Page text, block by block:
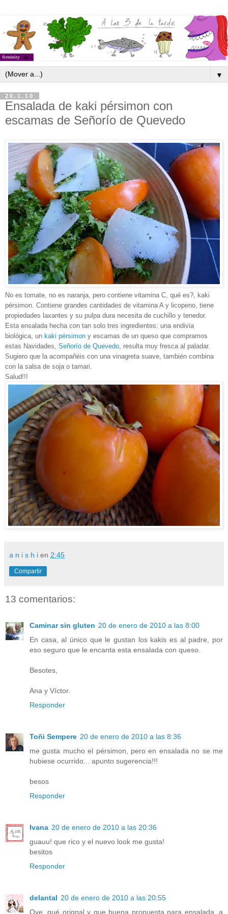
▼
20.1.10
Ensalada de kaki pérsimon con
escamas de Señorío de Quevedo
No es tomate, no es naranja, pero contiene vitamina C, qué es?, kaki
pérsimon. Contiene grandes cantidades de vitamina A y licopeno, tiene
propiedades laxantes y su pulpa dura necesita de cuchillo y tenedor.
Esta ensalada hecha con tan solo tres ingredientes: una endivia
biológica, un kaki pérsimon y escamas de un queso que compramos
estas Navidades, Señorío de Quevedo, resulta muy fresca al paladar.
Sugiero que la acompañéis con una vinagreta suave, también combina
con la salsa de soja o tamari.
Salud!!!
a n i s h i en 2:45
Compartir
13 comentarios:
Caminar sin gluten 20 de enero de 2010 a las 8:00
En casa, al único que le gustan los kakis es al padre, por
eso seguro que le encanta esta ensalada con queso.
Besotes,
Ana y Víctor.
Responder
Toñi Sempere 20 de enero de 2010 a las 8:36
me gusta mucho el pérsimon, pero en ensalada no se me
hubiese ocurrido... apunto sugerencia!!!
besos
Responder
Ivana 20 de enero de 2010 a las 20:36
guauu! que rico y el nuevo look me gusta!
besitos
Responder
delantal 20 de enero de 2010 a las 20:55
Oye, qué orignal y que buena propuesta para ensalada, a